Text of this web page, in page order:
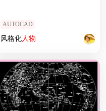
AUTOCAD
风格化人物